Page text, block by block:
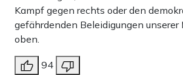
Kampf gegen rechts oder den
gefährdenden Beleidigungen unserer
oben.
94